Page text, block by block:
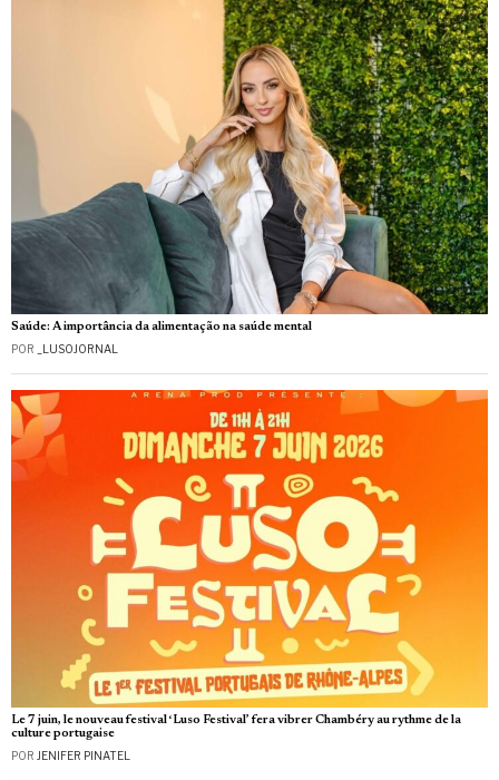
Saúde: A importância da alimentação na saúde mental
POR _LUSOJORNAL
Le 7 juin, le nouveau festival ‘Luso Festival’ fera vibrer Chambéry au rythme de la
culture portugaise
POR JENIFER PINATEL